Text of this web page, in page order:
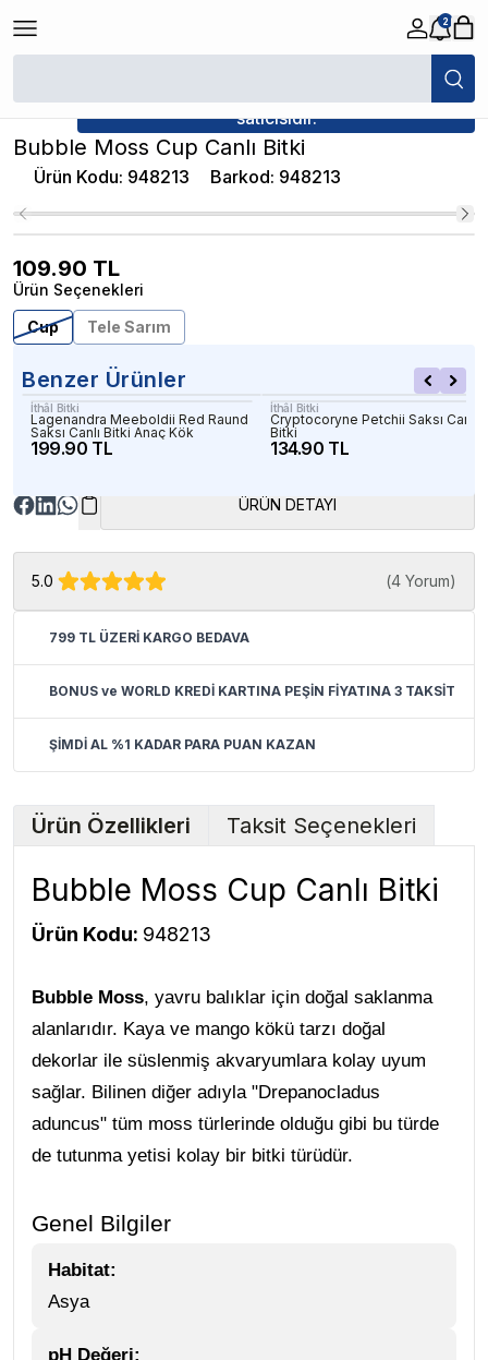
2
/
satıcısıdır.
Bubble Moss Cup Canlı Bitki
Ürün Kodu: 948213 Barkod: 948213
109.90 TL
Ürün Seçenekleri
Cup
Tele Sarım
Benzer Ürünler
İthâl Bitki
Lagenandra Meeboldii Red Raund
Saksı Canlı Bitki Anaç Kök
199.90 TL
İthâl Bitki
Cryptocoryne Petchii Saksı Canlı
Bitki
134.90 TL
ÜRÜN DETAYI
5.0 (4 Yorum)
799 TL ÜZERİ KARGO BEDAVA
BONUS ve WORLD KREDİ KARTINA PEŞİN FİYATINA 3 TAKSİT
ŞİMDİ AL %1 KADAR PARA PUAN KAZAN
Ürün Özellikleri Taksit Seçenekleri
Bubble Moss Cup Canlı Bitki
Ürün Kodu: 948213
Bubble Moss, yavru balıklar için doğal saklanma
alanlarıdır. Kaya ve mango kökü tarzı doğal
dekorlar ile süslenmiş akvaryumlara kolay uyum
sağlar. Bilinen diğer adıyla "Drepanocladus
aduncus" tüm moss türlerinde olduğu gibi bu türde
de tutunma yetisi kolay bir bitki türüdür.
Genel Bilgiler
Habitat:
Asya
pH Değeri: